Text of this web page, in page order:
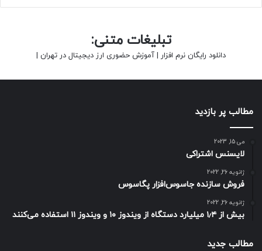
تبلیغات متنی:
دانلود رایگان نرم افزار | آموزش حضوری ارز دیجیتال در تهران |
مطالب پر بازدید
می 15, 2023
لایسنس اشتراکی
ژانویه 26, 2022
فروش سازنده جاسوس‌افزار پگاسوس
ژانویه 26, 2022
بیش از ۱٫۴ میلیارد دستگاه از ویندوز ۱۰ و ویندوز ۱۱ استفاده می‌کنند
مطالب جدید